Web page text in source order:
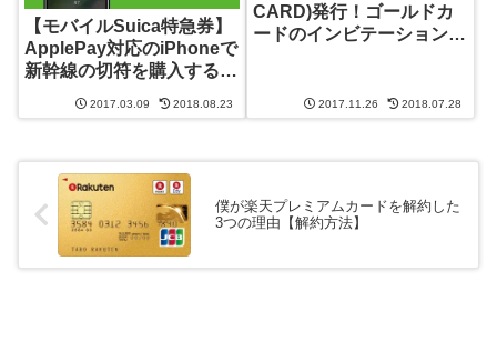
【モバイルSuica特急券】
ApplePay対応のiPhoneで
新幹線の切符を購入する方
2017.03.09 2018.08.23
CARD)発行！ゴールドカ
ードのインビテーションを
2017.11.26 2018.07.28
僕が楽天プレミアムカードを解約した
3つの理由【解約方法】